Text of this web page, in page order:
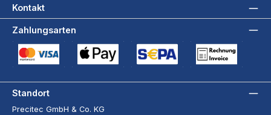
Kontakt
Zahlungsarten
Standort
Precitec GmbH & Co. KG